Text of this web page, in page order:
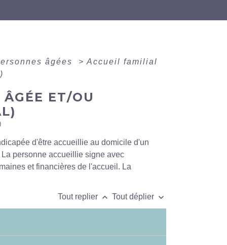
âgées > Accueil familial
ET/OU
d'être accueillie au domicile d'un
personne accueillie signe avec
et financières de l'accueil. La
Tout replier keyboard_arrow_up Tout déplier keyboard_arrow_down